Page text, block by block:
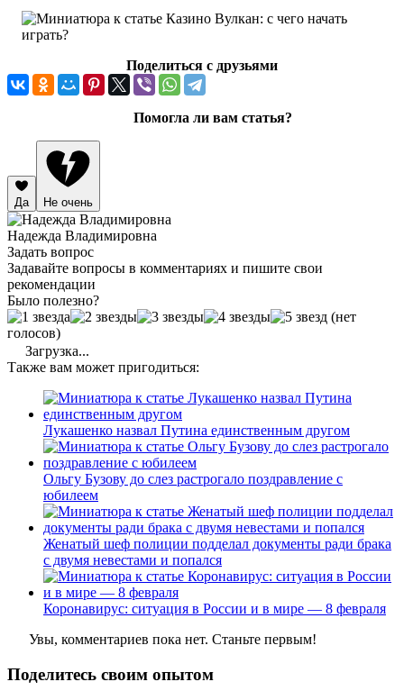
Поделиться с друзьями
Помогла ли вам статья?
Да Не очень
Надежда Владимировна
Задать вопрос
Задавайте вопросы в комментариях и пишите свои
рекомендации
Было полезно?
(нет
голосов)
Загрузка...
Также вам может пригодиться:
Лукашенко назвал Путина единственным другом
Ольгу Бузову до слез растрогало поздравление с
юбилеем
Женатый шеф полиции подделал документы ради брака
с двумя невестами и попался
Коронавирус: ситуация в России и в мире — 8 февраля
Увы, комментариев пока нет. Станьте первым!
Поделитесь своим опытом